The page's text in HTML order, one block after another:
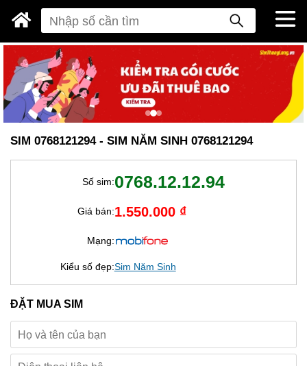
SIM 0768121294 - SIM NĂM SINH 0768121294
Số sim:0768.12.12.94
Giá bán:1.550.000 ₫
Mạng:
Kiểu số đẹp:Sim Năm Sinh
ĐẶT MUA SIM